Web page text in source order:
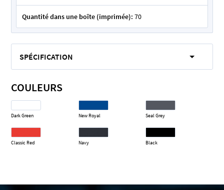
Quantité dans une boîte (imprimée): 70
SPÉCIFICATION
COULEURS
Dark Green New Royal Seal Grey
Classic Red Navy Black